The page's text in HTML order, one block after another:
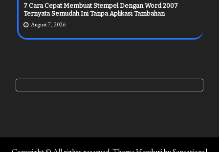
7 Cara Cepat Membuat Stempel Dengan Word 2007
Ternyata Semudah Ini Tanpa Aplikasi Tambahan
August 7, 2026